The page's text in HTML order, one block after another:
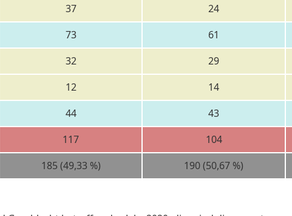
37 24
73 61
32 29
12 14
44 43
117 104
185 (49,33 %) 190 (50,67 %)